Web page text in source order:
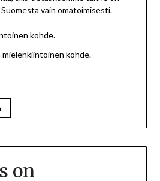
vain omatoimisesti.
kohde.
on